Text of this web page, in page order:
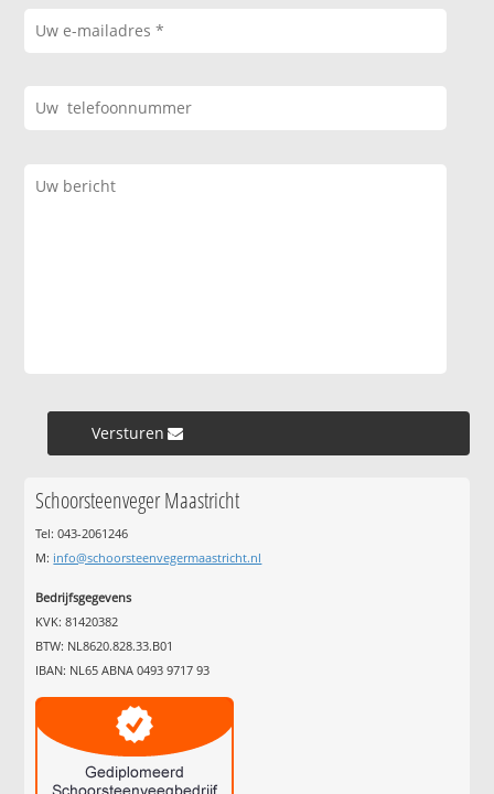
Versturen »
Schoorsteenveger Maastricht
Tel: 043-2061246
M: info@schoorsteenvegermaastricht.nl
Bedrijfsgegevens
KVK: 81420382
BTW: NL8620.828.33.B01
IBAN: NL65 ABNA 0493 9717 93